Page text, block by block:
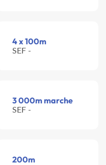
4 x 100m
SEF -
3 000m marche
SEF -
200m